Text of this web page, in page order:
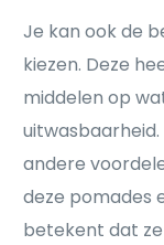
Je kan ook de
kiezen. Deze
middelen op
andere
deze pomades
betekent dat